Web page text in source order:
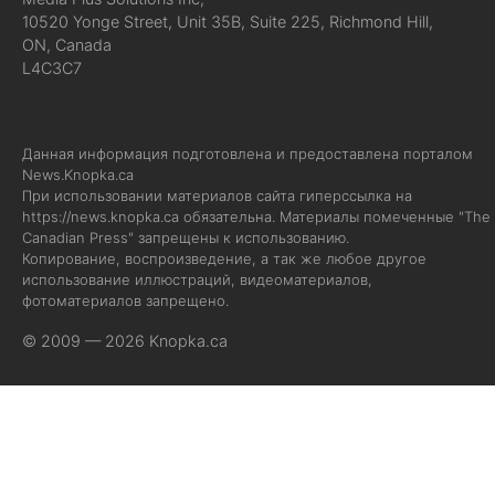
10520 Yonge Street, Unit 35B, Suite 225, Richmond Hill,
ON, Canada
L4C3C7
Данная информация подготовлена и предоставлена порталом
News.Knopka.ca
При использовании материалов сайта гиперссылка на
https://news.knopka.ca обязательна. Материалы помеченные "The
Canadian Press" запрещены к использованию.
Копирование, воспроизведение, а так же любое другое
использование иллюстраций, видеоматериалов,
фотоматериалов запрещено.
© 2009 — 2026 Knopka.ca